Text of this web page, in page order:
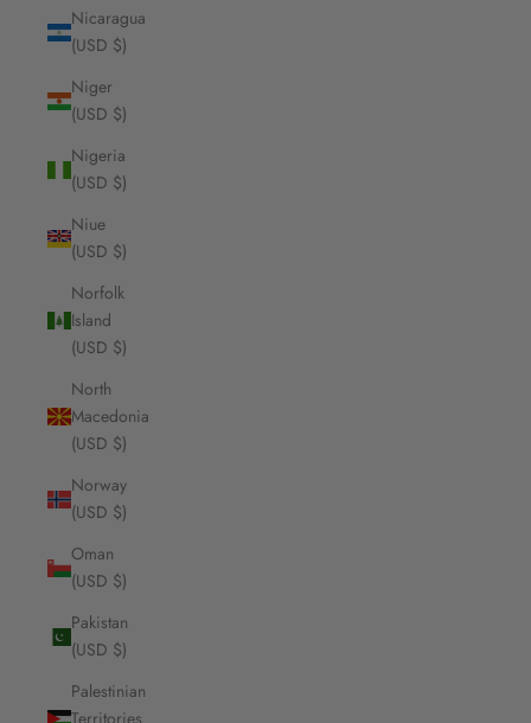
Nicaragua
(USD $)
Niger
(USD $)
Nigeria
(USD $)
Niue
(USD $)
Norfolk
Island
(USD $)
North
Macedonia
(USD $)
Norway
(USD $)
Oman
(USD $)
Pakistan
(USD $)
Palestinian